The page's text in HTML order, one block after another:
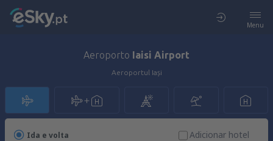
Menu
Aeroporto Iaisi Airport
Aeroportul Iași
Ida e volta
Adicionar hotel